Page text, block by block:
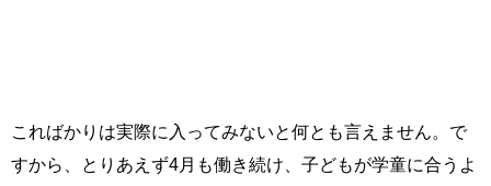
こればかりは実際に入ってみないと何とも言えません。で
すから、とりあえず4月も働き続け、子どもが学童に合うよ